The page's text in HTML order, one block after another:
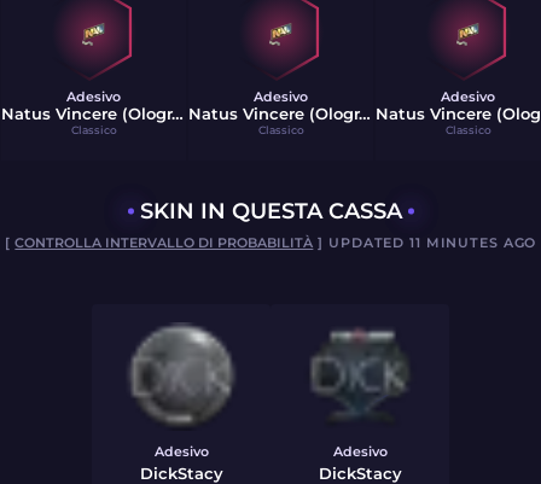
Adesivo
Natus Vincere (Olografico)
Classico
Adesivo
Natus Vincere (Olografico)
Classico
Adesivo
Classico
SKIN IN QUESTA CASSA
[CONTROLLA INTERVALLO DI PROBABILITÀ ] UPDATED 11 MINUTES AGO
Adesivo
DickStacy
Adesivo
DickStacy